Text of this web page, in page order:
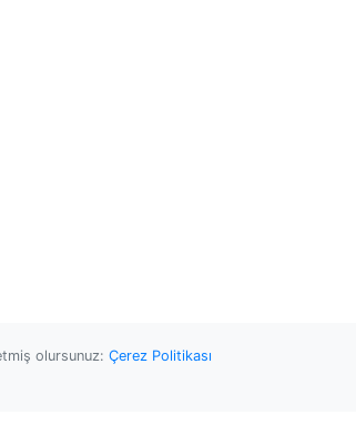
olursunuz: Çerez Politikası